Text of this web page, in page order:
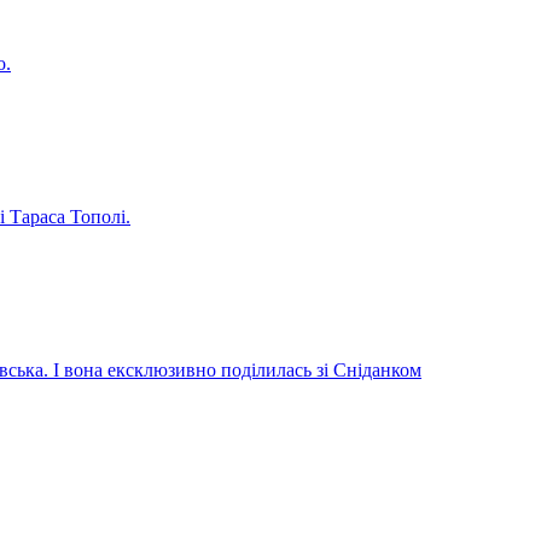
Тараса Тополі.
І вона ексклюзивно поділилась зі Сніданком